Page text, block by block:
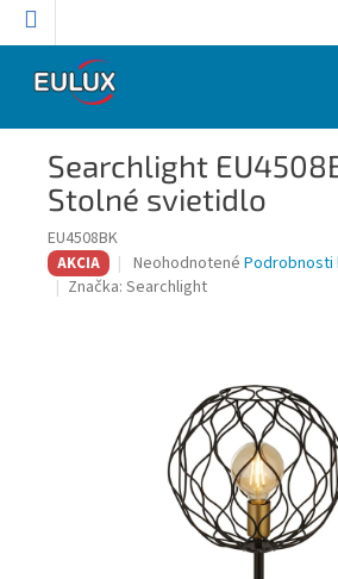
Prejsť
Searchlight
Stolné svietidlo
EU4508BK
AKCIA
Priemerné
hodnotenie
hviezdičiek.
Neohodnotené Podrobnosti
Značka: Searchlight